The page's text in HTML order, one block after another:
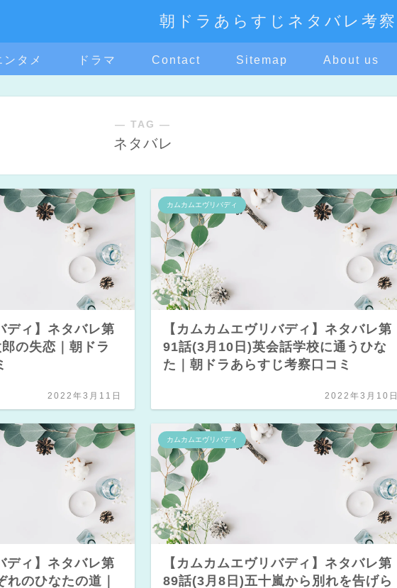
朝ドラあらすじネタバレ考察
ンタメ ドラマ Contact Sitemap About us
― TAG ―
ネタバレ
ディ】ネタバレ第
の失恋｜朝ドラ
2022年3月11日
カムカムエヴリバディ
【カムカムエヴリバディ】ネタバレ第
91話(3月10日)英会話学校に通うひな
た｜朝ドラあらすじ考察口コミ
2022年3月10日
ディ】ネタバレ第
のひなたの道｜
カムカムエヴリバディ
【カムカムエヴリバディ】ネタバレ第
89話(3月8日)五十嵐から別れを告げら